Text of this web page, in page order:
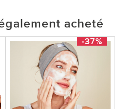
acheté
-37%